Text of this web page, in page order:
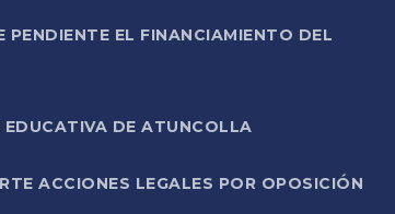
PENDIENTE EL FINANCIAMIENTO DEL
DE ATUNCOLLA
ACCIONES LEGALES POR OPOSICIÓN